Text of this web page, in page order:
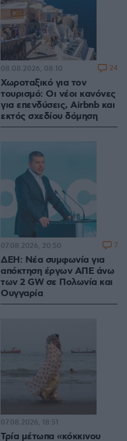
Χωροταξικό για τον
τουρισμό: Οι νέοι κανόνες
για επενδύσεις, Airbnb και
εκτός σχεδίου δόμηση
08.08.2026, 08:10 24
ΔΕΗ: Νέα συμφωνία για
απόκτηση έργων ΑΠΕ άνω
των 2 GW σε Πολωνία και
Ουγγαρία
07.08.2026, 20:50 7
Τρία μέτωπα «κόκκινου
07.08.2026, 18:51